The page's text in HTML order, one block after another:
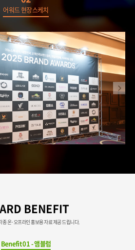
어워드 현장스케치
BENEFIT
종 온·오프라인 홍보용 자료 제공 드립니다.
Benefit 01 - 앰블럼